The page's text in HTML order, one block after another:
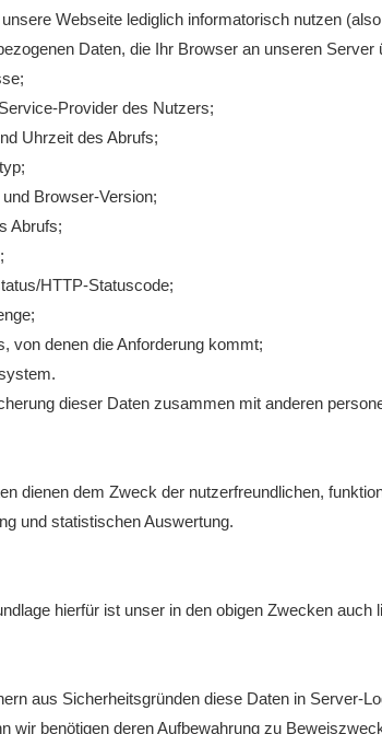
Webseite lediglich informatorisch nutzen
Daten, die Ihr Browser an unseren
Provider des Nutzers;
Uhrzeit des Abrufs;
und Browser-Version;
Abrufs;
HTTP-Statuscode;
von denen die Anforderung kommt;
dieser Daten zusammen mit anderen
dienen dem Zweck der nutzerfreundlichen,
und statistischen Auswertung.
hierfür ist unser in den obigen Zwecken
aus Sicherheitsgründen diese Daten in Server-
wir benötigen deren Aufbewahrung zu